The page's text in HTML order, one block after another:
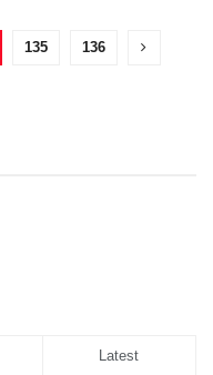
135 136
Latest